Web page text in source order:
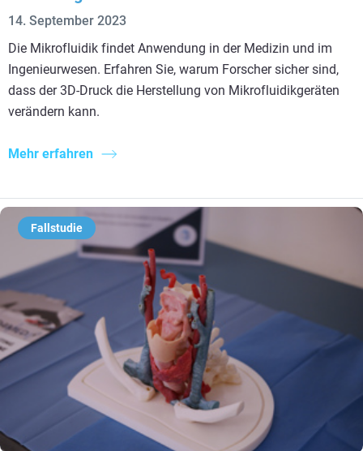
14. September 2023
Die Mikrofluidik findet Anwendung in der Medizin und im
Ingenieurwesen. Erfahren Sie, warum Forscher sicher sind,
dass der 3D-Druck die Herstellung von Mikrofluidikgeräten
verändern kann.
Mehr erfahren
Fallstudie